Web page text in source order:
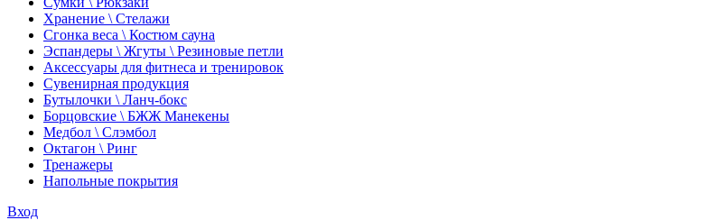
Хранение \ Стелажи
Сгонка веса \ Костюм сауна
Эспандеры \ Жгуты \ Резиновые петли
Аксессуары для фитнеса и тренировок
Сувенирная продукция
Бутылочки \ Ланч-бокс
Борцовские \ БЖЖ Манекены
Медбол \ Слэмбол
Октагон \ Ринг
Тренажеры
Напольные покрытия
Вход